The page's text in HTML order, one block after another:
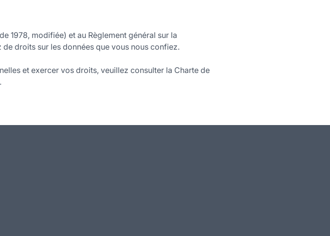
1978, modifiée) et au Règlement général sur la
droits sur les données que vous nous confiez.
et exercer vos droits, veuillez consulter la Charte de